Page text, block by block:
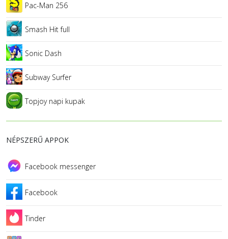
Pac-Man 256
Smash Hit full
Sonic Dash
Subway Surfer
Topjoy napi kupak
NÉPSZERŰ APPOK
Facebook messenger
Facebook
Tinder